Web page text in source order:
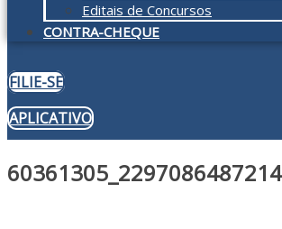
Editais de Concursos
CONTRA-CHEQUE
FILIE-SE
APLICATIVO